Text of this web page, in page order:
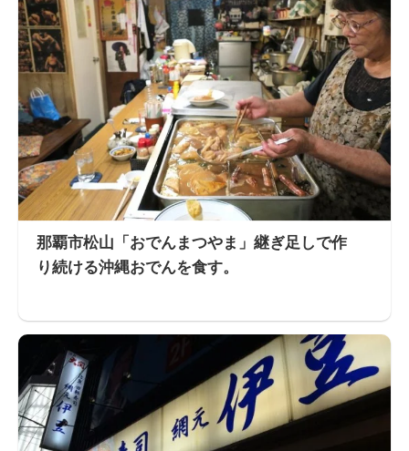
那覇市松山「おでんまつやま」継ぎ足しで作
り続ける沖縄おでんを食す。